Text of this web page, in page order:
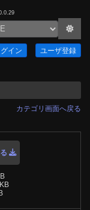
グイン ユーザ登録
カテゴリ画面へ戻る